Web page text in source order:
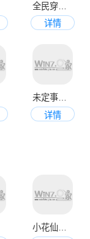
详情
详情
小花仙最新版